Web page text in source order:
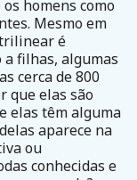
homens como
Mesmo em
é
filhas, algumas
cerca de 800
que elas são
elas têm alguma
aparece na
ou
conhecidas e